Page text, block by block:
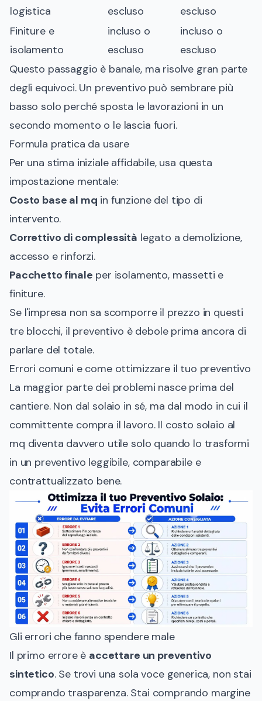
logistica
escluso
escluso
Finiture e
isolamento
incluso o
escluso
incluso o
escluso
Questo passaggio è banale, ma risolve gran parte
degli equivoci. Un preventivo può sembrare più
basso solo perché sposta le lavorazioni in un
secondo momento o le lascia fuori.
Formula pratica da usare
Per una stima iniziale affidabile, usa questa
impostazione mentale:
Costo base al mq in funzione del tipo di
intervento.
Correttivo di complessità legato a demolizione,
accesso e rinforzi.
Pacchetto finale per isolamento, massetti e
finiture.
Se l'impresa non sa scomporre il prezzo in questi
tre blocchi, il preventivo è debole prima ancora di
parlare del totale.
Errori comuni e come ottimizzare il tuo preventivo
La maggior parte dei problemi nasce prima del
cantiere. Non dal solaio in sé, ma dal modo in cui il
committente compra il lavoro. Il costo solaio al
mq diventa davvero utile solo quando lo trasformi
in un preventivo leggibile, comparabile e
contrattualizzato bene.
Gli errori che fanno spendere male
Il primo errore è accettare un preventivo
sintetico. Se trovi una sola voce generica, non stai
comprando trasparenza. Stai comprando margine